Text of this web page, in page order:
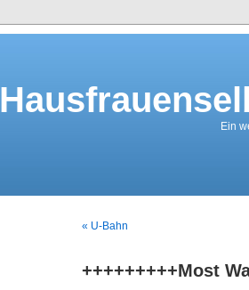
Ein
« U-Bahn
+++++++++Most